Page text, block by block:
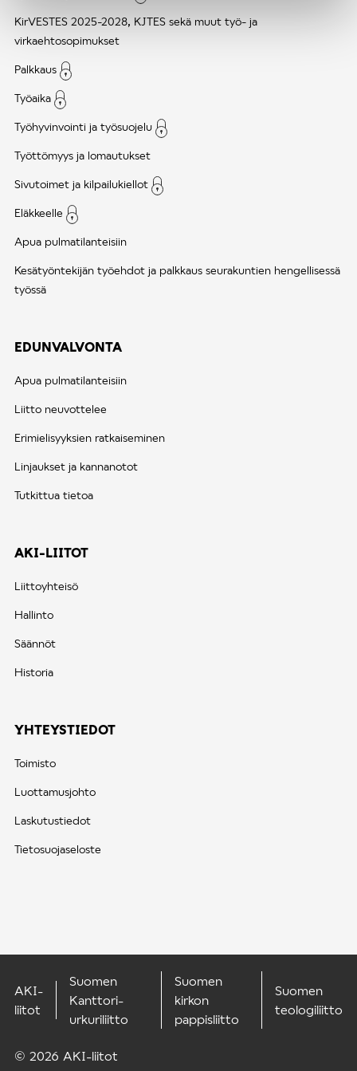
KirVESTES 2025-2028, KJTES sekä muut työ- ja
virkaehtosopimukset
Palkkaus
Työaika
Työhyvinvointi ja työsuojelu
Työttömyys ja lomautukset
Sivutoimet ja kilpailukiellot
Eläkkeelle
Apua pulmatilanteisiin
Kesätyöntekijän työehdot ja palkkaus seurakuntien hengellisessä
työssä
EDUNVALVONTA
Apua pulmatilanteisiin
Liitto neuvottelee
Erimielisyyksien ratkaiseminen
Linjaukset ja kannanotot
Tutkittua tietoa
AKI-LIITOT
Liittoyhteisö
Hallinto
Säännöt
Historia
YHTEYSTIEDOT
Toimisto
Luottamusjohto
Laskutustiedot
Tietosuojaseloste
© 2026 AKI-liitot
AKI-
liitot
Suomen
Kanttori-
urkuriliitto
Suomen
kirkon
pappisliitto
Suomen
teologiliitto